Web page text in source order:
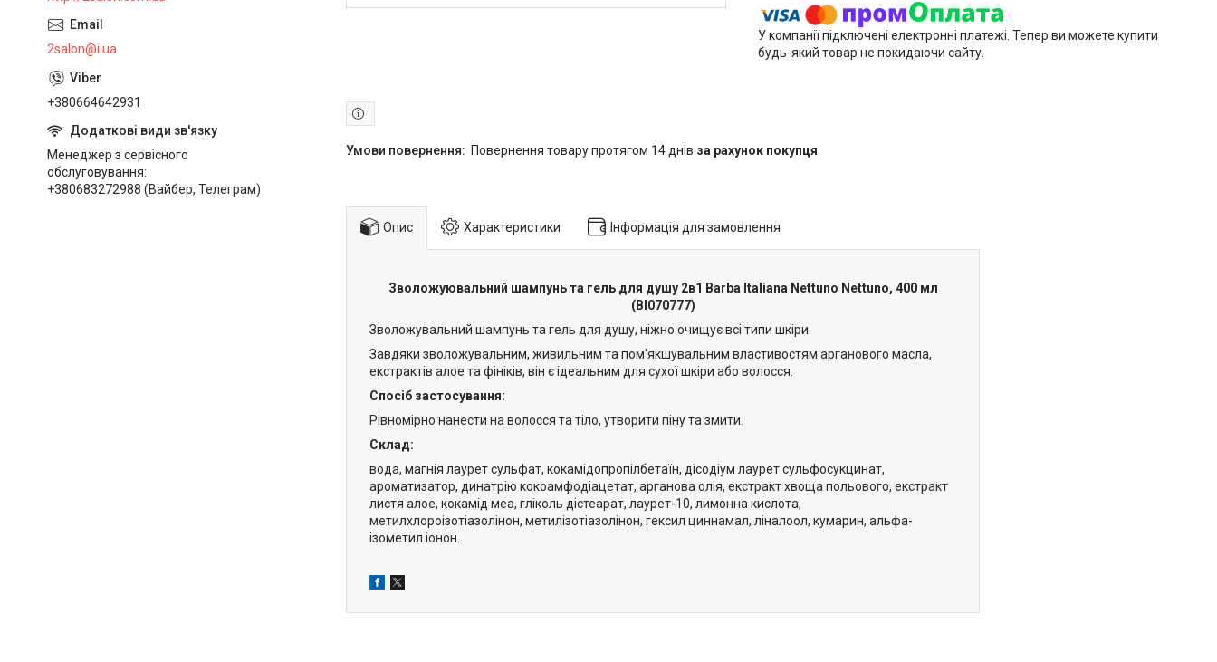
У компанії підключені електронні платежі. Тепер ви можете купити
будь-який товар не покидаючи сайту.
повернення товару протягом 14 днів за рахунок покупця
Опис Характеристики Інформація для замовлення
Зволожуювальний шампунь та гель для душу 2в1 Barba Italiana Nettuno Nettuno, 400 мл
(BI070777)
Зволожувальний шампунь та гель для душу, ніжно очищує всі типи шкіри.
Завдяки зволожувальним, живильним та пом'якшувальним властивостям арганового масла,
екстрактів алое та фініків, він є ідеальним для сухої шкіри або волосся.
Спосіб застосування:
Рівномірно нанести на волосся та тіло, утворити піну та змити.
Склад:
вода, магнія лаурет сульфат, кокамідопропілбетаїн, дісодіум лаурет сульфосукцинат,
ароматизатор, динатрію кокоамфодіацетат, арганова олія, екстракт хвоща польового, екстракт
листя алое, кокамід меа, гліколь дістеарат, лаурет-10, лимонна кислота,
метилхлороізотіазолінон, метилізотіазолінон, гексил циннамал, ліналоол, кумарин, альфа-
ізометил іонон.
2salon@i.ua
+380664642931
Менеджер з сервісного
обслуговування
+380683272988 (Вайбер, Телеграм)